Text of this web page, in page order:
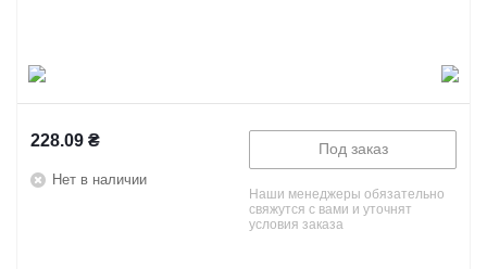
228.09 ₴
Нет в наличии
Под заказ
Наши менеджеры обязательно
свяжутся с вами и уточнят
условия заказа